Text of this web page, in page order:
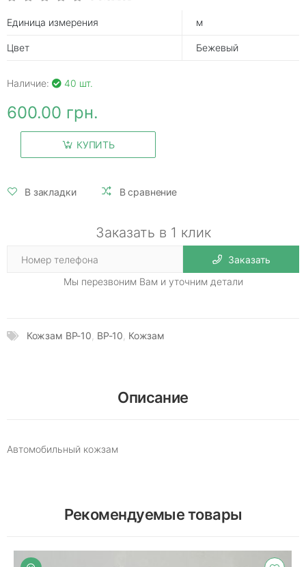
Единица измерения м
Цвет Бежевый
Наличие: 40 шт.
600.00 грн.
КУПИТЬ
В закладки В сравнение
Заказать в 1 клик
Заказать
Мы перезвоним Вам и уточним детали
Кожзам ВР-10 ВР-10 Кожзам
Описание
Автомобильный кожзам
Рекомендуемые товары